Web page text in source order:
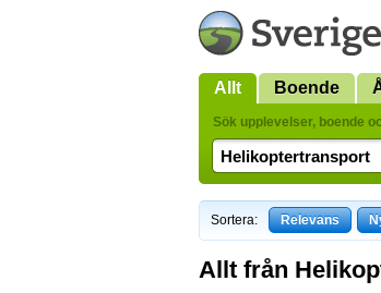
Allt Boende
Sök upplevelser, boende
Sortera: Relevans
Allt från